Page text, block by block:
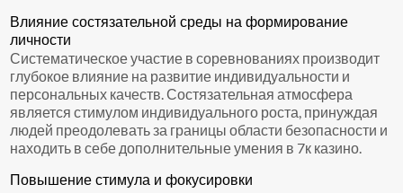
Влияние состязательной среды на формирование
личности
Систематическое участие в соревнованиях производит
глубокое влияние на развитие индивидуальности и
персональных качеств. Состязательная атмосфера
является стимулом индивидуального роста, принуждая
людей преодолевать за границы области безопасности и
находить в себе дополнительные умения в 7к казино.
Повышение стимула и фокусировки